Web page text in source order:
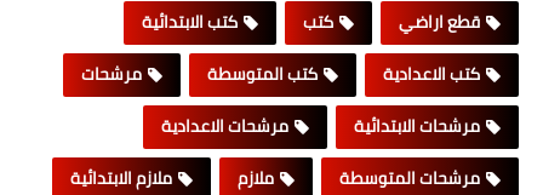
قطع اراضي
كتب
كتب الابتدائية
كتب الاعدادية
كتب المتوسطة
مرشحات
مرشحات الابتدائية
مرشحات الاعدادية
مرشحات المتوسطة
ملازم
ملازم الابتدائية